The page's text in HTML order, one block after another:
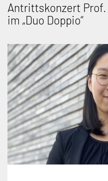
Antrittskonzert
im „Duo Doppio“